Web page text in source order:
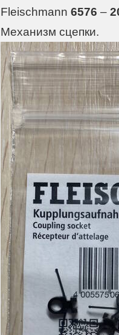
Fleischmann6576 –
Механизм сцепки.